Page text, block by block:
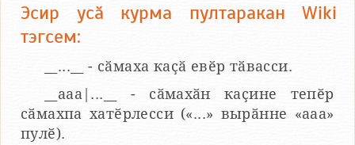
Эсир усӑ курма пултаракан Wiki
тэгсем:
__...__ - сӑмаха каҫӑ евӗр тӑвасси.
__aaa|...__ - сӑмахӑн каҫине тепӗр
сӑмахпа хатӗрлесси («...» вырӑнне «ааа»
пулӗ).